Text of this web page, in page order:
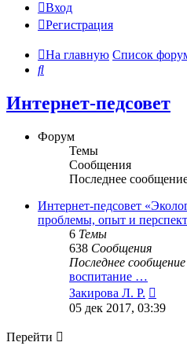
Вход
Регистрация
На главную Список
Поиск
Интернет-педсовет
Форум
Темы
Сообщения
Последнее
Интернет-педсовет
проблемы, опыт и
6 Темы
638 Сообщения
Последнее сообщение
воспитание …
Закирова Л. Р.
к
05 дек 2017, 03:39
Перейти